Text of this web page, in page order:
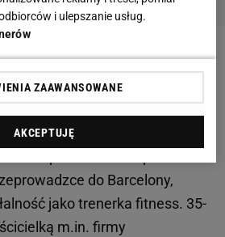
Polski wrócił do wielkiej
życie emeryta"
z trenowania karate, to
do Barcelony,
jako trenerka fitness. 35-
m.in. firmy
i ulepszanie usług.
ZAAWANSOWANE
AKCEPTUJĘ